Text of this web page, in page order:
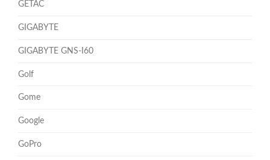
GETAC
GIGABYTE
GIGABYTE GNS-I60
Golf
Gome
Google
GoPro